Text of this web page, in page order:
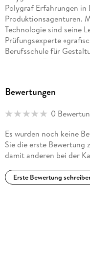
2. 2 . . . Zutaten . . . 36
2. 3 . . .
2. 4 . . . Genrefilme . . .
3. Von der Idee zum Film .
3. 1 . . . Der Plan zum
3. 3 . . . Dramaturgie . . .
Polygraf Erfahrungen in
Produktionsagenturen.
Technologie sind seine
Prüfungsexperte
Berufsschule für
jahrelange Erfahrung in
ch. (denzlermedia. ch)
Bewertungen
0
Es wurden noch keine
Sie die erste Bewertung
damit anderen bei der
Erste Bewertung